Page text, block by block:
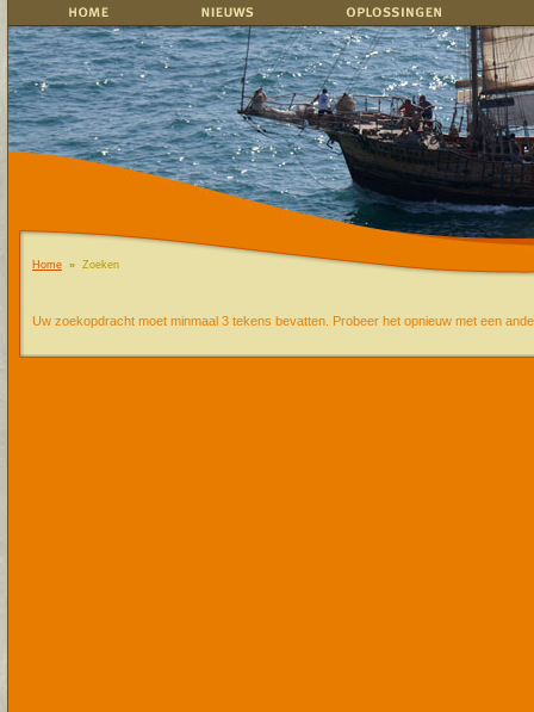
Home » Zoeken
Uw zoekopdracht moet minmaal 3 tekens bevatten. Probeer het opnieuw met een